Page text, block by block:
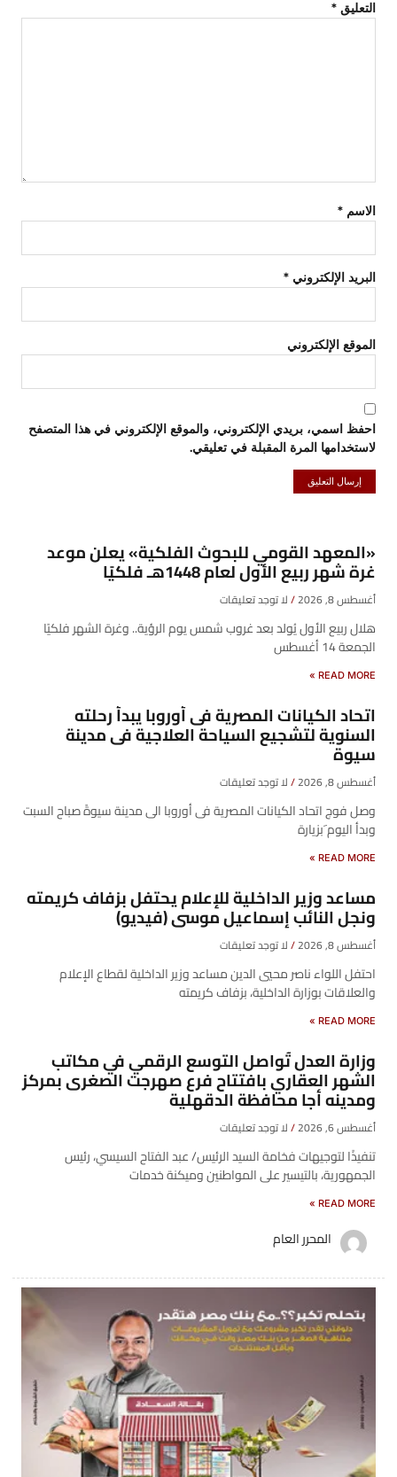
التعليق *
الاسم *
البريد الإلكتروني *
الموقع الإلكتروني
احفظ اسمي، بريدي الإلكتروني، والموقع الإلكتروني في هذا المتصفح
لاستخدامها المرة المقبلة في تعليقي.
«المعهد القومي للبحوث الفلكية» يعلن موعد
غرة شهر ربيع الأول لعام 1448هـ فلكيًا
أغسطس 8, 2026 لا توجد تعليقات
هلال ربيع الأول يُولد بعد غروب شمس يوم الرؤية.. وغرة الشهر فلكيًا
الجمعة 14 أغسطس
READ MORE »
اتحاد الكيانات المصرية فى أوروبا يبدأ رحلته
السنوية لتشجيع السياحة العلاجية فى مدينة
سيوة
أغسطس 8, 2026 لا توجد تعليقات
وصل فوج اتحاد الكيانات المصرية فى أوروبا الى مدينة سيوةً صباح السبت
وبدأ اليوم َبزيارة
READ MORE »
مساعد وزير الداخلية للإعلام يحتفل بزفاف كريمته
ونجل النائب إسماعيل موسى (فيديو)
أغسطس 8, 2026 لا توجد تعليقات
احتفل اللواء ناصر محيي الدين مساعد وزير الداخلية لقطاع الإعلام
والعلاقات بوزارة الداخلية، بزفاف كريمته
READ MORE »
وزارة العدل تُواصل التوسع الرقمي في مكاتب
الشهر العقاري بافتتاح فرع صهرجت الصغرى بمركز
ومدينه أجا محافظة الدقهلية
أغسطس 6, 2026 لا توجد تعليقات
تنفيذًا لتوجيهات فخامة السيد الرئيس/ عبد الفتاح السيسي، رئيس
الجمهورية، بالتيسير على المواطنين وميكنة خدمات
READ MORE »
المحرر العام